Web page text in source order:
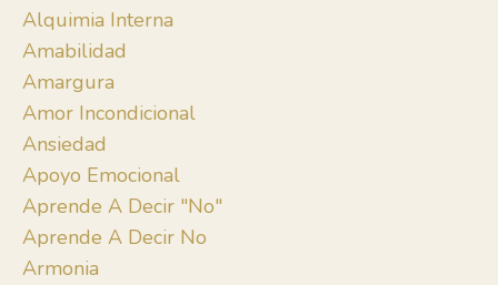
Alquimia Interna
Amabilidad
Amargura
Amor Incondicional
Ansiedad
Apoyo Emocional
Aprende A Decir "no"
Aprende A Decir No
Armonia